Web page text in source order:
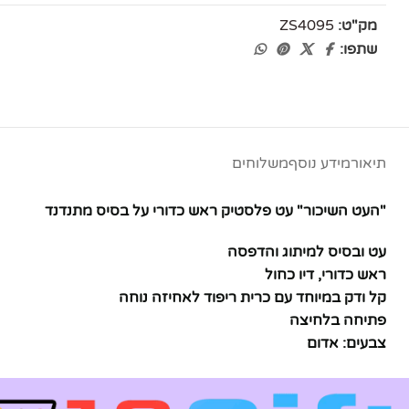
מק"ט:ZS4095
שתפו:
תיאורמידע נוסףמשלוחים
"העט השיכור" עט פלסטיק ראש כדורי על בסיס מתנדנד
עט ובסיס למיתוג והדפסה
ראש כדורי, דיו כחול
קל ודק במיוחד עם כרית ריפוד לאחיזה נוחה
פתיחה בלחיצה
צבעים: אדום